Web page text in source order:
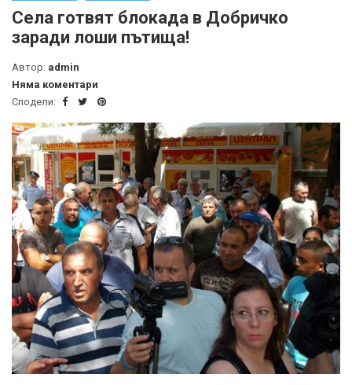
Села готвят блокада в Добричко
заради лоши пътища!
Автор: admin
Няма коментари
Сподели: